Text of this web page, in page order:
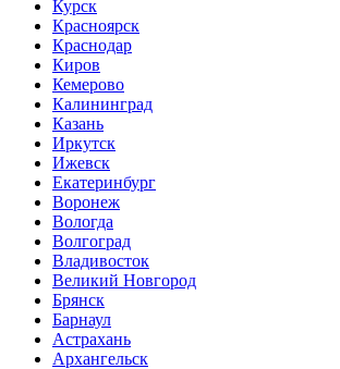
Курск
Красноярск
Краснодар
Киров
Кемерово
Калининград
Казань
Иркутск
Ижевск
Екатеринбург
Воронеж
Вологда
Волгоград
Владивосток
Великий Новгород
Брянск
Барнаул
Астрахань
Архангельск